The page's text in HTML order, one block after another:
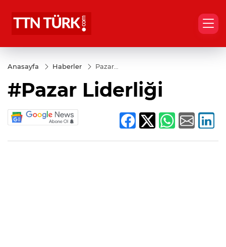
Anasayfa Haberler
Pazar
#Pazar Liderliği